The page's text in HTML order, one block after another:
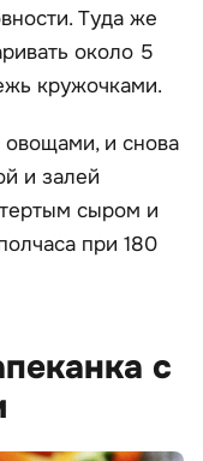
Туда же
около 5
кружочками.
и снова
и залей
сыром и
при 180
с